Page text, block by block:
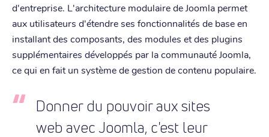
d'entreprise. L'architecture modulaire de Joomla permet
aux utilisateurs d'étendre ses fonctionnalités de base en
installant des composants, des modules et des plugins
supplémentaires développés par la communauté Joomla,
ce qui en fait un système de gestion de contenu populaire.
Donner du pouvoir aux sites
web avec Joomla, c'est leur